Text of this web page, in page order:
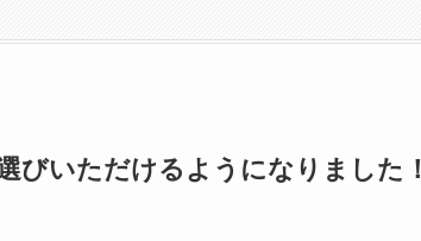
びいただけるようになりました！